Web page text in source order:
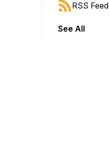
RSS Feed
See All